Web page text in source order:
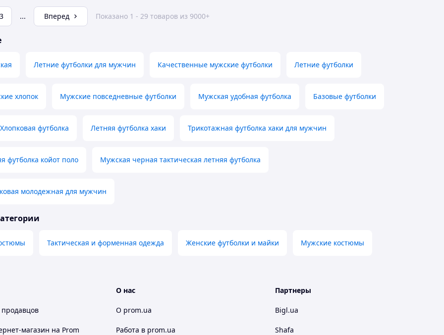
3 ... Вперед Показано 1 - 29 товаров из 9000+
Летние футболки для мужчин Качественные мужские футболки Летние футболки
хлопок Мужские повседневные футболки Мужская удобная футболка Базовые футболки
Хлопковая футболка Летняя футболка хаки Трикотажная футболка хаки для мужчин
футболка койот поло Мужская черная тактическая летняя футболка
молодежная для мужчин
Тактическая и форменная одежда Женские футболки и майки Мужские костюмы
магазин на Prom
О нас
О prom.ua
Работа в prom.ua
Партнеры
Bigl.ua
Shafa